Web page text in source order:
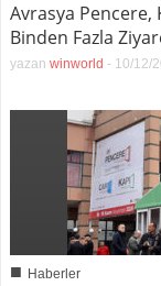
Avrasya Pencere,
Binden Fazla
yazan winworld - 10/12/
■ Haberler